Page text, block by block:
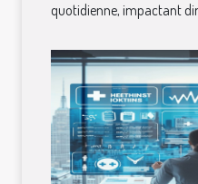
quotidienne, impactant